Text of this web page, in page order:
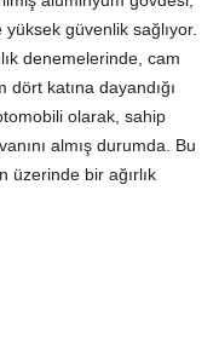
yüksek güvenlik sağlıyor.
denemelerinde, cam
dört katına dayandığı
olarak, sahip
almış durumda. Bu
üzerinde bir ağırlık